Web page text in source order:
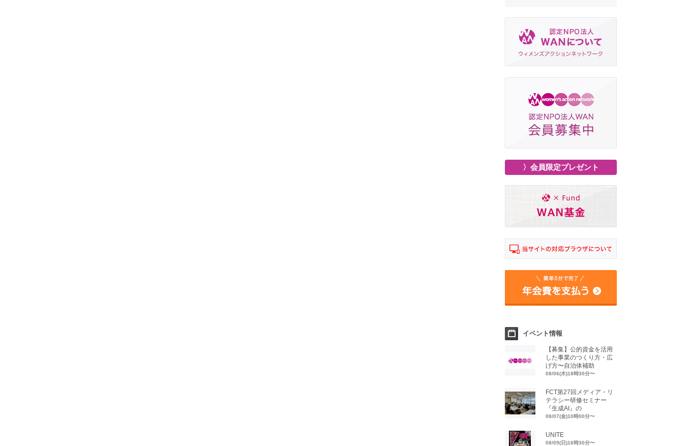
〉会員限定プレゼント
イベント情報
【募集】公的資金を活用
した事業のつくり方・広
げ方〜自治体補助
08/06(木)18時30分〜
FCT第27回メディア・リ
テラシー研修セミナー
『生成AI』の
08/07(金)10時00分〜
UNITE
08/09(日)16時30分〜